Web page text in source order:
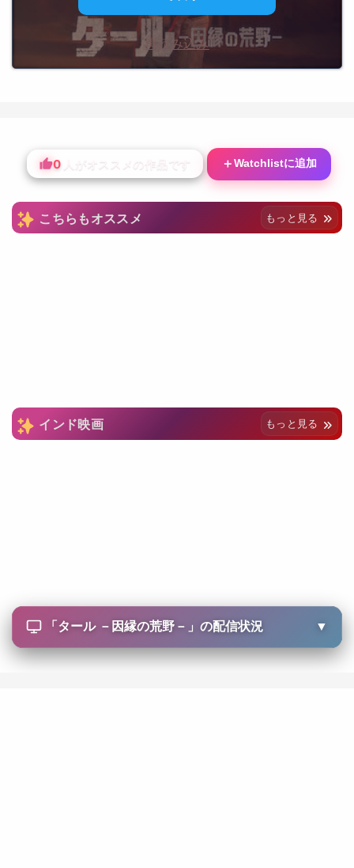
再読み込み
0 人がオススメの作品です ＋Watchlistに追加
こちらもオススメ もっと見る
インド映画 もっと見る
「 タール －因縁の荒野－ 」の配信状況 ▼